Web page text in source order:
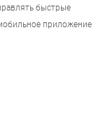
быстрые
приложение